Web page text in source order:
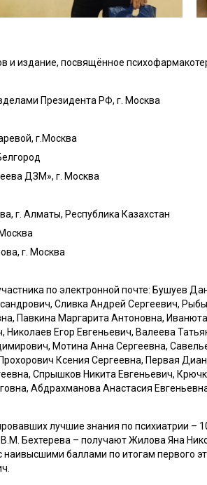
и издание, посвящённое
Президента РФ, г. Москва
г.Москва
ДЗМ», г. Москва
г. Алматы, Республика Казахстан
г. Москва
по электронной почте: Бушуев
Сливка Андрей Сергеевич,
Павкина Маргарита Антоновна,
Егор Евгеньевич, Валеева
Мотина Анна Сергеевна,
Ксения Сергеевна, Первая
Спрышков Никита Евгеньевич,
Абдрахманова Анастасия
лучшие знания по психиатрии –
Бехтерева – получают Жилова Яна
наивысшими баллами по итогам